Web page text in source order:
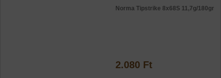
Norma Tipstrike 8x68S 11,7g/180gr
2.080 Ft